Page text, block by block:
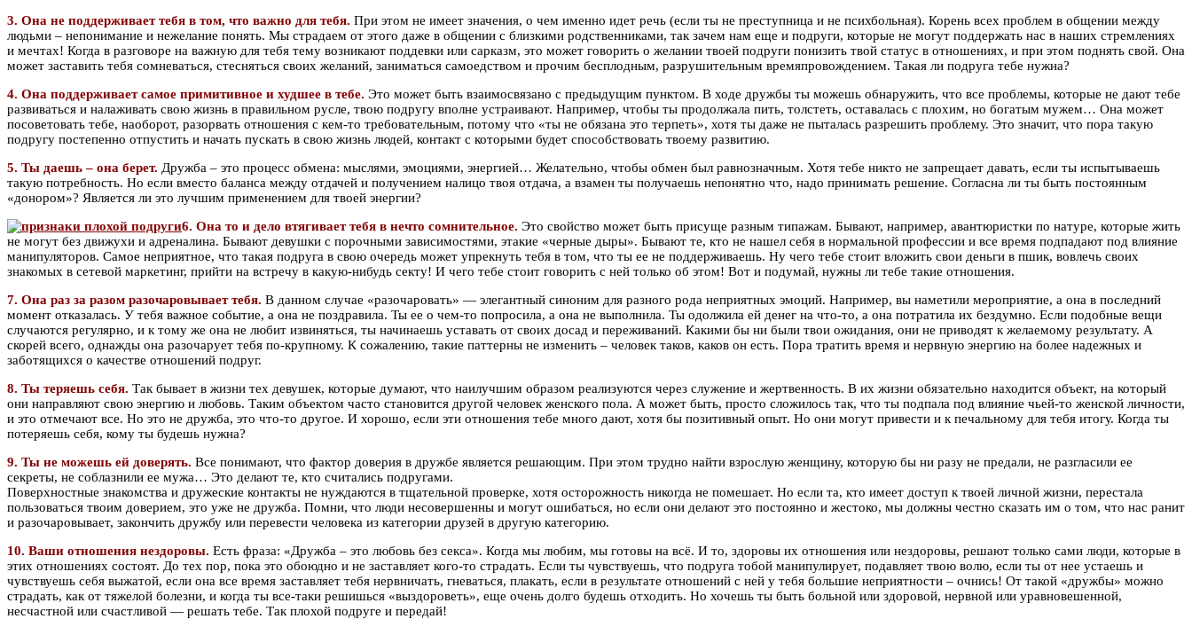
3. Она не поддерживает тебя в том, что важно для тебя. При этом не имеет значения, о чем именно идет речь (если ты не преступница и не психбольная). Корень всех проблем в общении между
людьми – непонимание и нежелание понять. Мы страдаем от этого даже в общении с близкими родственниками, так зачем нам еще и подруги, которые не могут поддержать нас в наших стремлениях
и мечтах! Когда в разговоре на важную для тебя тему возникают поддевки или сарказм, это может говорить о желании твоей подруги понизить твой статус в отношениях, и при этом поднять свой. Она
может заставить тебя сомневаться, стесняться своих желаний, заниматься самоедством и прочим бесплодным, разрушительным времяпровождением. Такая ли подруга тебе нужна?
4. Она поддерживает самое примитивное и худшее в тебе. Это может быть взаимосвязано с предыдущим пунктом. В ходе дружбы ты можешь обнаружить, что все проблемы, которые не дают тебе
развиваться и налаживать свою жизнь в правильном русле, твою подругу вполне устраивают. Например, чтобы ты продолжала пить, толстеть, оставалась с плохим, но богатым мужем… Она может
посоветовать тебе, наоборот, разорвать отношения с кем-то требовательным, потому что «ты не обязана это терпеть», хотя ты даже не пыталась разрешить проблему. Это значит, что пора такую
подругу постепенно отпустить и начать пускать в свою жизнь людей, контакт с которыми будет способствовать твоему развитию.
5. Ты даешь – она берет. Дружба – это процесс обмена: мыслями, эмоциями, энергией… Желательно, чтобы обмен был равнозначным. Хотя тебе никто не запрещает давать, если ты испытываешь
такую потребность. Но если вместо баланса между отдачей и получением налицо твоя отдача, а взамен ты получаешь непонятно что, надо принимать решение. Согласна ли ты быть постоянным
«донором»? Является ли это лучшим применением для твоей энергии?
6. Она то и дело втягивает тебя в нечто сомнительное. Это свойство может быть присуще разным типажам. Бывают, например, авантюристки по натуре, которые жить
не могут без движухи и адреналина. Бывают девушки с порочными зависимостями, этакие «черные дыры». Бывают те, кто не нашел себя в нормальной профессии и все время подпадают под влияние
манипуляторов. Самое неприятное, что такая подруга в свою очередь может упрекнуть тебя в том, что ты ее не поддерживаешь. Ну чего тебе стоит вложить свои деньги в пшик, вовлечь своих
знакомых в сетевой маркетинг, прийти на встречу в какую-нибудь секту! И чего тебе стоит говорить с ней только об этом! Вот и подумай, нужны ли тебе такие отношения.
7. Она раз за разом разочаровывает тебя. В данном случае «разочаровать» — элегантный синоним для разного рода неприятных эмоций. Например, вы наметили мероприятие, а она в последний
момент отказалась. У тебя важное событие, а она не поздравила. Ты ее о чем-то попросила, а она не выполнила. Ты одолжила ей денег на что-то, а она потратила их бездумно. Если подобные вещи
случаются регулярно, и к тому же она не любит извиняться, ты начинаешь уставать от своих досад и переживаний. Какими бы ни были твои ожидания, они не приводят к желаемому результату. А
скорей всего, однажды она разочарует тебя по-крупному. К сожалению, такие паттерны не изменить – человек таков, каков он есть. Пора тратить время и нервную энергию на более надежных и
заботящихся о качестве отношений подруг.
8. Ты теряешь себя. Так бывает в жизни тех девушек, которые думают, что наилучшим образом реализуются через служение и жертвенность. В их жизни обязательно находится объект, на который
они направляют свою энергию и любовь. Таким объектом часто становится другой человек женского пола. А может быть, просто сложилось так, что ты подпала под влияние чьей-то женской личности,
и это отмечают все. Но это не дружба, это что-то другое. И хорошо, если эти отношения тебе много дают, хотя бы позитивный опыт. Но они могут привести и к печальному для тебя итогу. Когда ты
потеряешь себя, кому ты будешь нужна?
9. Ты не можешь ей доверять. Все понимают, что фактор доверия в дружбе является решающим. При этом трудно найти взрослую женщину, которую бы ни разу не предали, не разгласили ее
секреты, не соблазнили ее мужа… Это делают те, кто считались подругами.
Поверхностные знакомства и дружеские контакты не нуждаются в тщательной проверке, хотя осторожность никогда не помешает. Но если та, кто имеет доступ к твоей личной жизни, перестала
пользоваться твоим доверием, это уже не дружба. Помни, что люди несовершенны и могут ошибаться, но если они делают это постоянно и жестоко, мы должны честно сказать им о том, что нас ранит
и разочаровывает, закончить дружбу или перевести человека из категории друзей в другую категорию.
10. Ваши отношения нездоровы. Есть фраза: «Дружба – это любовь без секса». Когда мы любим, мы готовы на всё. И то, здоровы их отношения или нездоровы, решают только сами люди, которые в
этих отношениях состоят. До тех пор, пока это обоюдно и не заставляет кого-то страдать. Если ты чувствуешь, что подруга тобой манипулирует, подавляет твою волю, если ты от нее устаешь и
чувствуешь себя выжатой, если она все время заставляет тебя нервничать, гневаться, плакать, если в результате отношений с ней у тебя большие неприятности – очнись! От такой «дружбы» можно
страдать, как от тяжелой болезни, и когда ты все-таки решишься «выздороветь», еще очень долго будешь отходить. Но хочешь ты быть больной или здоровой, нервной или уравновешенной,
несчастной или счастливой — решать тебе. Так плохой подруге и передай!